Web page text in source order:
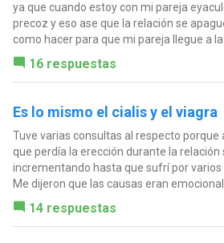
ya que cuando estoy con mi pareja
precoz y eso ase que la relación se
como hacer para que mi pareja llegue a
16 respuestas
Es lo mismo el cialis y el viagra
Tuve varias consultas al respecto porque
que perdía la erección durante la relación
incrementando hasta que sufrí por
Me dijeron que las causas eran
14 respuestas